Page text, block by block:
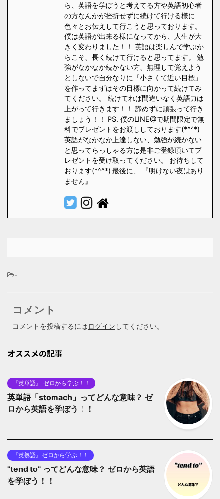
ら、英語を学ぼうと考えてる方や英語初心者
の方なんかが挫折せずに続けて行ける様に
色々とお伝えして行こうと思っております。
僕は英語が出来る様になってから、人生が大
きく変わりました！！ 英語は楽しんで学ぶか
らこそ、長く続けて行けると思ってます。 勉
強がなかなか続かない方、無理して覚えよう
としないで自分なりに「小さくて近い目標」
を作ってまずはその目標に向かって続けてみ
てください。 続けてれば間違いなく英語力は
上がって行きます！！ 諦めずに頑張って行き
ましょう！！ PS. 僕のLINE@で期間限定で無
料でプレゼントをお渡ししております(*^^*)
英語がなかなか上達しない、勉強が続かない
と思ってらっしゃる方は是非ご登録頂いてプ
レゼントを受け取ってください。 お待ちして
おります(*^^*) 最後に、 『明けない夜はあり
ません』
-
コメント
コメントを投稿するにはログイン してください。
オススメの記事
『英単語』 ゼロから学ぶ！！
英単語「stomach」ってどんな意味？ ゼ
ロから英語を学ぼう！！
『英熟語』ゼロから学ぶ！！
"tend to" ってどんな意味？ ゼロから英語
を学ぼう！！